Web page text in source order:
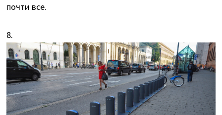
почти все.
8.